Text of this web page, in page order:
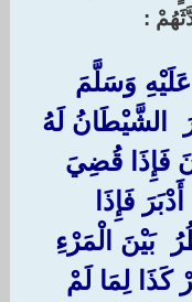
‏:‏
وَسَلَّمَ
‏الشَّيْطَانُ لَهُ
فَإِذَا قُضِيَ
فَإِذَا
‏بَيْنَ الْمَرْءِ
كَذَا لِمَا لَمْ